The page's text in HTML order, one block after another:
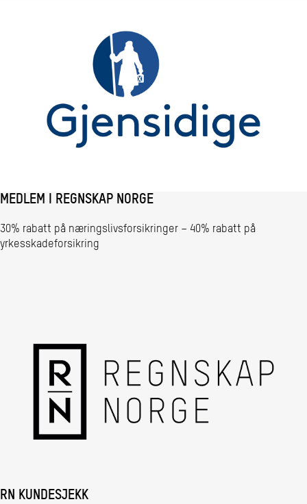
MEDLEM I REGNSKAP NORGE
30% rabatt på næringslivsforsikringer – 40% rabatt på
yrkesskadeforsikring
RN KUNDESJEKK